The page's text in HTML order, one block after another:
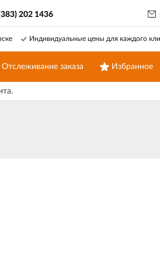
202 1436
Отслеживание заказа Избранное
Индивидуальные цены для каждого